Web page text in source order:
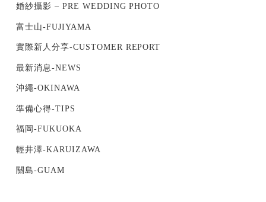
婚紗攝影 – PRE WEDDING PHOTO
富士山-FUJIYAMA
實際新人分享-CUSTOMER REPORT
最新消息-NEWS
沖繩-OKINAWA
準備心得-TIPS
福岡-FUKUOKA
輕井澤-KARUIZAWA
關島-GUAM